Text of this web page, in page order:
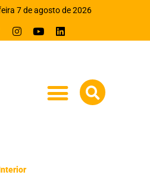
7 de agosto de 2026